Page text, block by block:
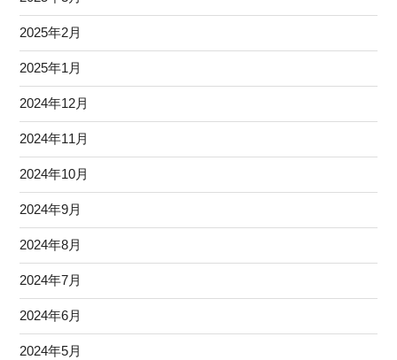
2025年2月
2025年1月
2024年12月
2024年11月
2024年10月
2024年9月
2024年8月
2024年7月
2024年6月
2024年5月